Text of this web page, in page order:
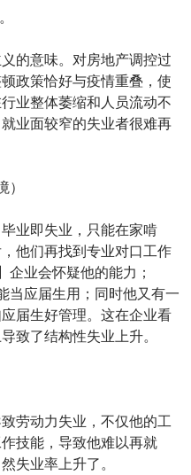
的意味。对房地产调控过
政策恰好与疫情重叠，使
业整体萎缩和人员流动不
业面较窄的失业者很难再
业即失业，只能在家啃
他们再找到专业对口工作
企业会怀疑他的能力；
当应届生用；同时他又有一
届生好管理。这在企业看
致了结构性失业上升。
劳动力失业，不仅他的工
技能，导致他难以再就
失业率上升了。